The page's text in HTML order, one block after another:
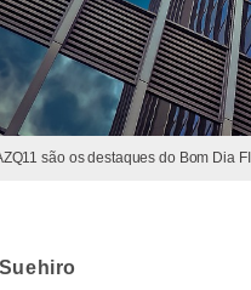
são os destaques do Bom Dia